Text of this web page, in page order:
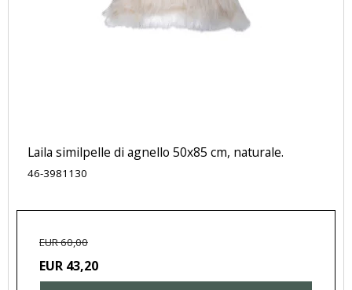
Laila similpelle di agnello 50x85 cm, naturale.
46-3981130
EUR 60,00
EUR 43,20